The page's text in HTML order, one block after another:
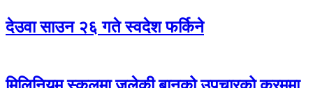
देउवा साउन २६ गते स्वदेश फर्किने